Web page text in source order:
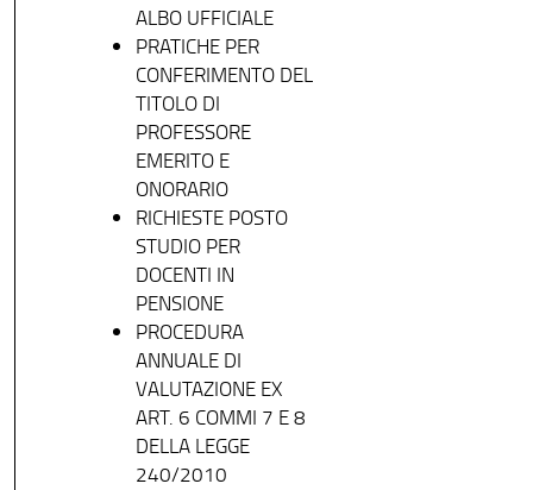
ALBO UFFICIALE
PRATICHE PER
CONFERIMENTO DEL
TITOLO DI
PROFESSORE
EMERITO E
ONORARIO
RICHIESTE POSTO
STUDIO PER
DOCENTI IN
PENSIONE
PROCEDURA
ANNUALE DI
VALUTAZIONE EX
ART. 6 COMMI 7 E 8
DELLA LEGGE
240/2010